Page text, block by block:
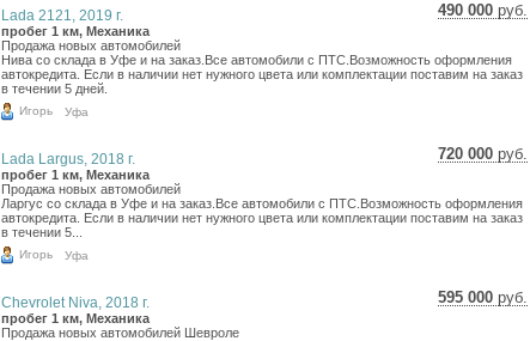
490 000 руб.
Lada 2121, 2019 г.
пробег 1 км, Механика
Продажа новых автомобилей
Нива со склада в Уфе и на заказ.Все автомобили с ПТС.Возможность оформления
автокредита. Если в наличии нет нужного цвета или комплектации поставим на заказ
в течении 5 дней.
Игорь Уфа
720 000 руб.
Lada Largus, 2018 г.
пробег 1 км, Механика
Продажа новых автомобилей
Ларгус со склада в Уфе и на заказ.Все автомобили с ПТС.Возможность оформления
автокредита. Если в наличии нет нужного цвета или комплектации поставим на заказ
в течении 5...
Игорь Уфа
595 000 руб.
Chevrolet Niva, 2018 г.
пробег 1 км, Механика
Продажа новых автомобилей Шевроле